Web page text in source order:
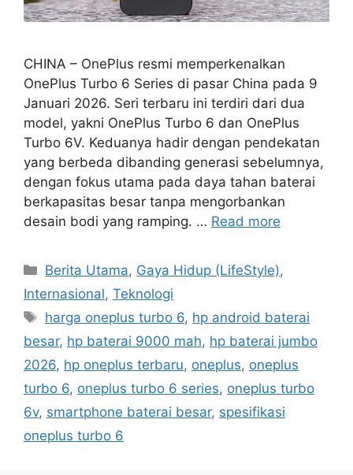
CHINA – OnePlus resmi memperkenalkan
OnePlus Turbo 6 Series di pasar China pada 9
Januari 2026. Seri terbaru ini terdiri dari dua
model, yakni OnePlus Turbo 6 dan OnePlus
Turbo 6V. Keduanya hadir dengan pendekatan
yang berbeda dibanding generasi sebelumnya,
dengan fokus utama pada daya tahan baterai
berkapasitas besar tanpa mengorbankan
desain bodi yang ramping. … Read more
C
e
g
o
r
s
Berita Utama, Gaya Hidup (LifeStyle),
Internasional, Teknologi
T
s
harga oneplus turbo 6, hp android baterai
besar, hp baterai 9000 mah, hp baterai jumbo
2026, hp oneplus terbaru, oneplus, oneplus
turbo 6, oneplus turbo 6 series, oneplus turbo
6v, smartphone baterai besar, spesifikasi
oneplus turbo 6